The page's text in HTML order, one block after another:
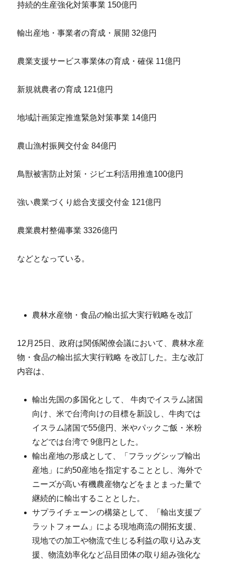
持続的生産強化対策事業 150億円
輸出産地・事業者の育成・展開 32億円
農業支援サービス事業体の育成・確保 11億円
新規就農者の育成 121億円
地域計画策定推進緊急対策事業 14億円
農山漁村振興交付金 84億円
鳥獣被害防止対策・ジビエ利活用推進100億円
強い農業づくり総合支援交付金 121億円
農業農村整備事業 3326億円
などとなっている。
農林水産物・食品の輸出拡大実行戦略を改訂
12月25日、政府は関係閣僚会議において、農林水産
物・食品の輸出拡大実行戦略 を改訂した。主な改訂
内容は、
輸出先国の多国化として、 牛肉でイスラム諸国
向け、米で台湾向けの目標を新設し、牛肉では
イスラム諸国で55億円、米やパックご飯・米粉
などでは台湾で 9億円とした。
輸出産地の形成として、「フラッグシップ輸出
産地」に約50産地を指定することとし、海外で
ニーズが高い有機農産物などをまとまった量で
継続的に輸出することとした。
サプライチェーンの構築として、「輸出支援プ
ラットフォーム」による現地商流の開拓支援、
現地での加工や物流で生じる利益の取り込み支
援、物流効率化など品目団体の取り組み強化な